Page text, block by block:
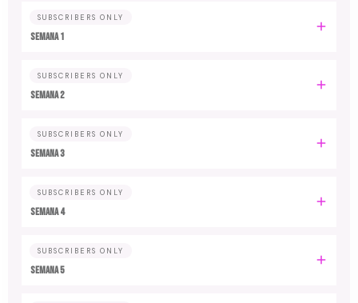
SUBSCRIBERS ONLY
Semana 1
SUBSCRIBERS ONLY
Semana 2
SUBSCRIBERS ONLY
Semana 3
SUBSCRIBERS ONLY
Semana 4
SUBSCRIBERS ONLY
Semana 5